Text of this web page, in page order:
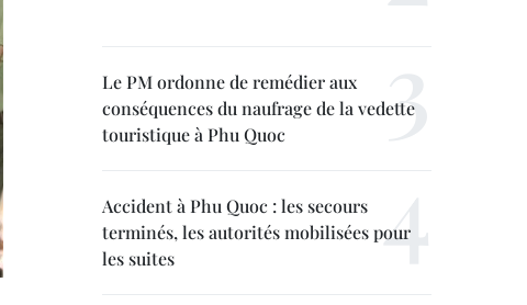
Le PM ordonne de remédier aux
conséquences du naufrage de la vedette
touristique à Phu Quoc
Accident à Phu Quoc : les secours
terminés, les autorités mobilisées pour
les suites